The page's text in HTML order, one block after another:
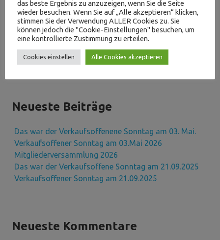
Suchen
SUCHEN
Neueste Beiträge
Das war der Verkaufsoffenene Sonntag am 03. Mai.
Verkaufsoffener Sonntag am 03.Mai 2026
Mitgliederversammlung 2026
Das war der Verkaufsoffene Sonntag am 21.09.2025
Verkaufsoffener Sonntag am 21.09.2025
Neueste Kommentare
das beste Ergebnis zu anzuzeigen, wenn Sie die Seite
wieder besuchen. Wenn Sie auf „Alle akzeptieren“ klicken,
stimmen Sie der Verwendung ALLER Cookies zu. Sie
können jedoch die "Cookie-Einstellungen" besuchen, um
eine kontrollierte Zustimmung zu erteilen.
Cookies einstellen Alle Cookies akzeptieren